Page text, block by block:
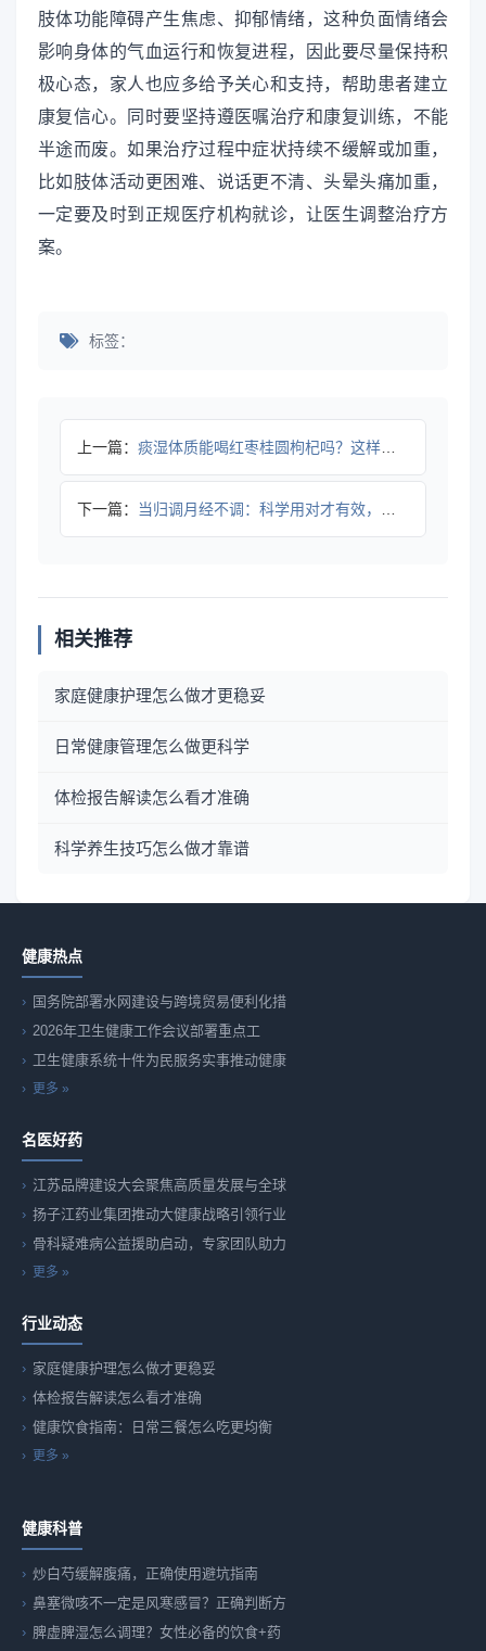
肢体功能障碍产生焦虑、抑郁情绪，这种负面情绪会
影响身体的气血运行和恢复进程，因此要尽量保持积
极心态，家人也应多给予关心和支持，帮助患者建立
康复信心。同时要坚持遵医嘱治疗和康复训练，不能
半途而废。如果治疗过程中症状持续不缓解或加重，
比如肢体活动更困难、说话更不清、头晕头痛加重，
一定要及时到正规医疗机构就诊，让医生调整治疗方
案。
标签：
上一篇： 痰湿体质能喝红枣桂圆枸杞吗？这样喝不踩坑
下一篇： 当归调月经不调：科学用对才有效，避开3大误区
相关推荐
家庭健康护理怎么做才更稳妥
日常健康管理怎么做更科学
体检报告解读怎么看才准确
科学养生技巧怎么做才靠谱
健康热点
国务院部署水网建设与跨境贸易便利化措
2026年卫生健康工作会议部署重点工
卫生健康系统十件为民服务实事推动健康
更多 »
名医好药
江苏品牌建设大会聚焦高质量发展与全球
扬子江药业集团推动大健康战略引领行业
骨科疑难病公益援助启动，专家团队助力
更多 »
行业动态
家庭健康护理怎么做才更稳妥
体检报告解读怎么看才准确
健康饮食指南：日常三餐怎么吃更均衡
更多 »
健康科普
炒白芍缓解腹痛，正确使用避坑指南
鼻塞微咳不一定是风寒感冒？正确判断方
脾虚脾湿怎么调理？女性必备的饮食+药